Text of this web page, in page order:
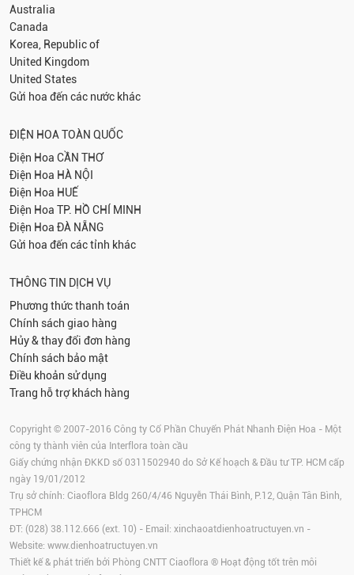
Australia
Canada
Korea, Republic of
United Kingdom
United States
Gửi hoa đến các nước khác
ĐIỆN HOA TOÀN QUỐC
Điện Hoa CẦN THƠ
Điện Hoa HÀ NỘI
Điện Hoa HUẾ
Điện Hoa TP. HỒ CHÍ MINH
Điện Hoa ĐÀ NẴNG
Gửi hoa đến các tỉnh khác
THÔNG TIN DỊCH VỤ
Phương thức thanh toán
Chính sách giao hàng
Hủy & thay đổi đơn hàng
Chính sách bảo mật
Điều khoản sử dụng
Trang hỗ trợ khách hàng
Copyright © 2007-2016 Công ty Cổ Phần Chuyển Phát Nhanh Điện Hoa - Một
công ty thành viên của Interflora toàn cầu
Giấy chứng nhận ĐKKD số 0311502940 do Sở Kế hoạch & Đầu tư TP. HCM cấp
ngày 19/01/2012
Trụ sở chính: Ciaoflora Bldg 260/4/46 Nguyễn Thái Bình, P.12, Quận Tân Bình,
TPHCM
ĐT: (028) 38.112.666 (ext. 10) - Email: xinchaoatdienhoatructuyen.vn -
Website: www.dienhoatructuyen.vn
Thiết kế & phát triển bởi Phòng CNTT Ciaoflora ® Hoạt động tốt trên môi